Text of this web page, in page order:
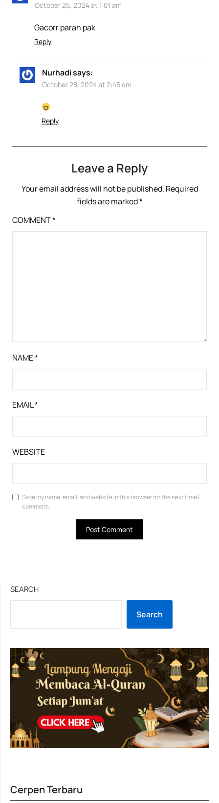
October 25, 2024 at 1:01 am
Gacorr parah pak
Reply
Nurhadisays:
October 28, 2024 at 2:45 am
Reply
Leave a Reply
Your email address will not be published. Required
fields are marked*
COMMENT*
NAME*
EMAIL*
WEBSITE
Save my name, email, and website in this browser for the next time I
comment.
SEARCH
Search
Cerpen Terbaru